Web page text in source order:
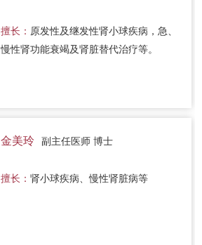
擅长： 原发性及继发性肾小球疾病，急、
慢性肾功能衰竭及肾脏替代治疗等。
金美玲 副主任医师 博士
擅长： 肾小球疾病、慢性肾脏病等